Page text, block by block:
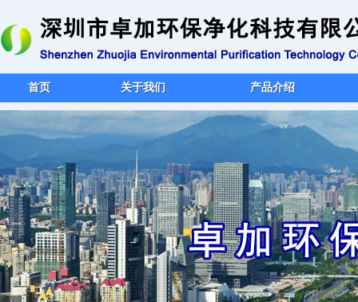
首页 关于我们 产品介绍